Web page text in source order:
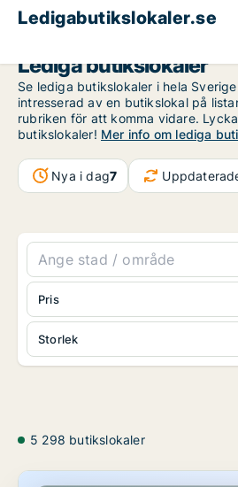
Ledigabutikslokaler.se
Lediga butikslokaler
Se lediga butikslokaler i hela
intresserad av en butikslokal på
rubriken för att komma vidare.
butikslokaler! Mer info om lediga
Nya i dag7
Storlek
Pris
5 298 butikslokaler
Butikslokal i Örgryte-Härlanda